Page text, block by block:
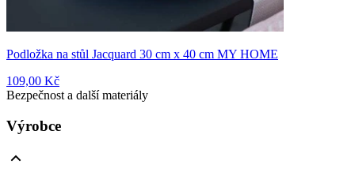
Podložka na stůl Jacquard 30 cm x 40 cm MY HOME
109,00 Kč
Bezpečnost a další materiály
Výrobce